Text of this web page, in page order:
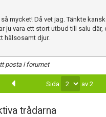
så mycket! Då vet jag. Tänkte
ju vara ett stort utbud till salu där,
hälsosamt djur.
posta i forumet
Sida av 2
trådarna